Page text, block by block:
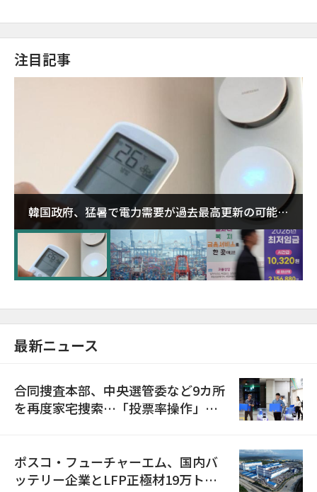
注目記事
韓国政府、猛暑で電力需要が過去最高更新の可能性
に需給対応体制を点検
最新ニュース
合同捜査本部、中央選管委など9カ所
を再度家宅捜索…「投票率操作」の
ポスコ・フューチャーエム、国内バ
ッテリー企業とLFP正極材19万トン